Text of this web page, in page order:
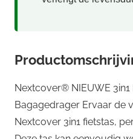
Nextcover® NIEUWE
Bagagedrager Ervaar de
Nextcover 3in1 fietstas,